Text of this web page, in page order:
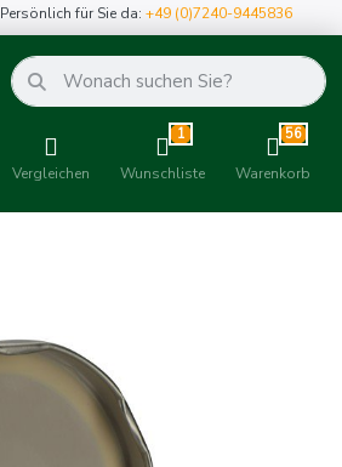
Persönlich für Sie da:+49 (0)7240-9445836
Vergleichen
1
Wunschliste
56
Warenkorb